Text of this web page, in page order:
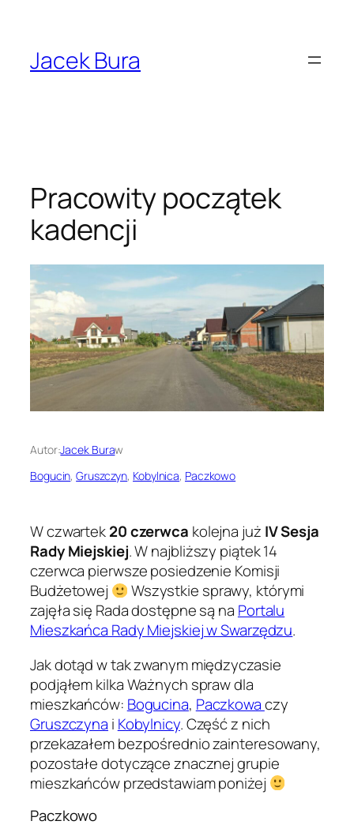
treściJacek Bura
Pracowity początek
kadencji
Autor:Jacek Buraw
Bogucin, Gruszczyn, Kobylnica, Paczkowo
W czwartek20 czerwca kolejna już IV Sesja
Rady Miejskiej. W najbliższy piątek 14
czerwca pierwsze posiedzenie Komisji
Budżetowej
Wszystkie sprawy, którymi
zajęła się Rada dostępne są na Portalu
Mieszkańca Rady Miejskiej w Swarzędzu.
Jak dotąd w tak zwanym międzyczasie
podjąłem kilka Ważnych spraw dla
mieszkańców: Bogucina, Paczkowaczy
Gruszczyna i Kobylnicy. Część z nich
przekazałem bezpośrednio zainteresowany,
pozostałe dotyczące znacznej grupie
mieszkańców przedstawiam poniżej
Paczkowo